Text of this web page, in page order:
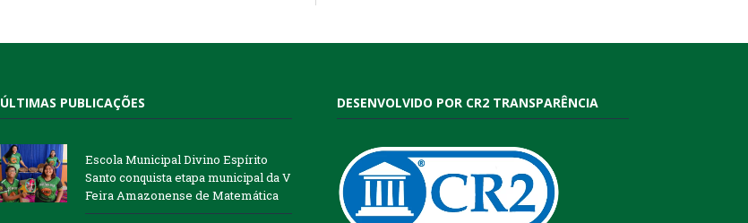
ÚLTIMAS PUBLICAÇÕES
Escola Municipal Divino Espírito
Santo conquista etapa municipal da V
Feira Amazonense de Matemática
DESENVOLVIDO POR CR2 TRANSPARÊNCIA